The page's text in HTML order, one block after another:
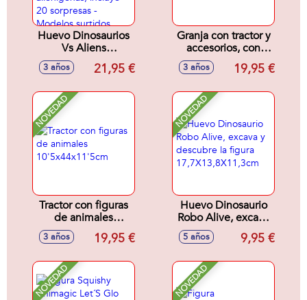
Huevo Dinosaurios
Vs Aliens
Smashers,
construye el
contra los
alienigenas, incluye
20 sorpresas -
Modelos surtidos
3 años 21,95 €
Granja con tractor y
accesorios, con
luces y sonidos
17,7x18,3x33,8cm
3 años 19,95 €
NOVEDAD
Tractor con figuras
de animales
10'5x44x11'5cm
3 años 19,95 €
NOVEDAD
Huevo Dinosaurio
Robo Alive, excava
y descubre la figura
17,7X13,8X11,3cm
5 años 9,95 €
NOVEDAD NOVEDAD